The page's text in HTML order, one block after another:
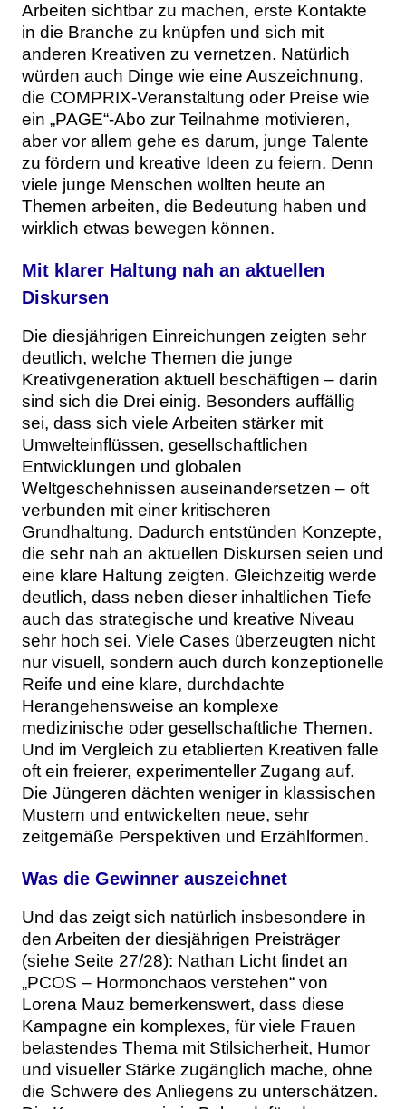
Arbeiten sichtbar zu machen, erste Kontakte
in die Branche zu knüpfen und sich mit
anderen Kreativen zu vernetzen. Natürlich
würden auch Dinge wie eine Auszeichnung,
die COMPRIX-Veranstaltung oder Preise wie
ein „PAGE“-Abo zur Teilnahme motivieren,
aber vor allem gehe es darum, junge Talente
zu fördern und kreative Ideen zu feiern. Denn
viele junge Menschen wollten heute an
Themen arbeiten, die Bedeutung haben und
wirklich etwas bewegen können.
Mit klarer Haltung nah an aktuellen
Diskursen
Die diesjährigen Einreichungen zeigten sehr
deutlich, welche Themen die junge
Kreativgeneration aktuell beschäftigen – darin
sind sich die Drei einig. Besonders auffällig
sei, dass sich viele Arbeiten stärker mit
Umwelteinflüssen, gesellschaftlichen
Entwicklungen und globalen
Weltgeschehnissen auseinandersetzen – oft
verbunden mit einer kritischeren
Grundhaltung. Dadurch entstünden Konzepte,
die sehr nah an aktuellen Diskursen seien und
eine klare Haltung zeigten. Gleichzeitig werde
deutlich, dass neben dieser inhaltlichen Tiefe
auch das strategische und kreative Niveau
sehr hoch sei. Viele Cases überzeugten nicht
nur visuell, sondern auch durch konzeptionelle
Reife und eine klare, durchdachte
Herangehensweise an komplexe
medizinische oder gesellschaftliche Themen.
Und im Vergleich zu etablierten Kreativen falle
oft ein freierer, experimenteller Zugang auf.
Die Jüngeren dächten weniger in klassischen
Mustern und entwickelten neue, sehr
zeitgemäße Perspektiven und Erzählformen.
Was die Gewinner auszeichnet
Und das zeigt sich natürlich insbesondere in
den Arbeiten der diesjährigen Preisträger
(siehe Seite 27/28): Nathan Licht findet an
„PCOS – Hormonchaos verstehen“ von
Lorena Mauz bemerkenswert, dass diese
Kampagne ein komplexes, für viele Frauen
belastendes Thema mit Stilsicherheit, Humor
und visueller Stärke zugänglich mache, ohne
die Schwere des Anliegens zu unterschätzen.